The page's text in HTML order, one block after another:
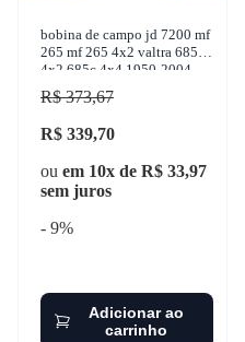
bobina de campo jd 7200 mf
265 mf 265 4x2 valtra 685c
4x2 685c 4x4 1950-2004
cinap - 50313718
R$ 373,67
R$ 339,70
ou em 10x de R$ 33,97
sem juros
- 9%
Adicionar ao
carrinho